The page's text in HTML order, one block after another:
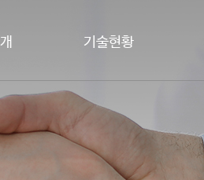
기술현황